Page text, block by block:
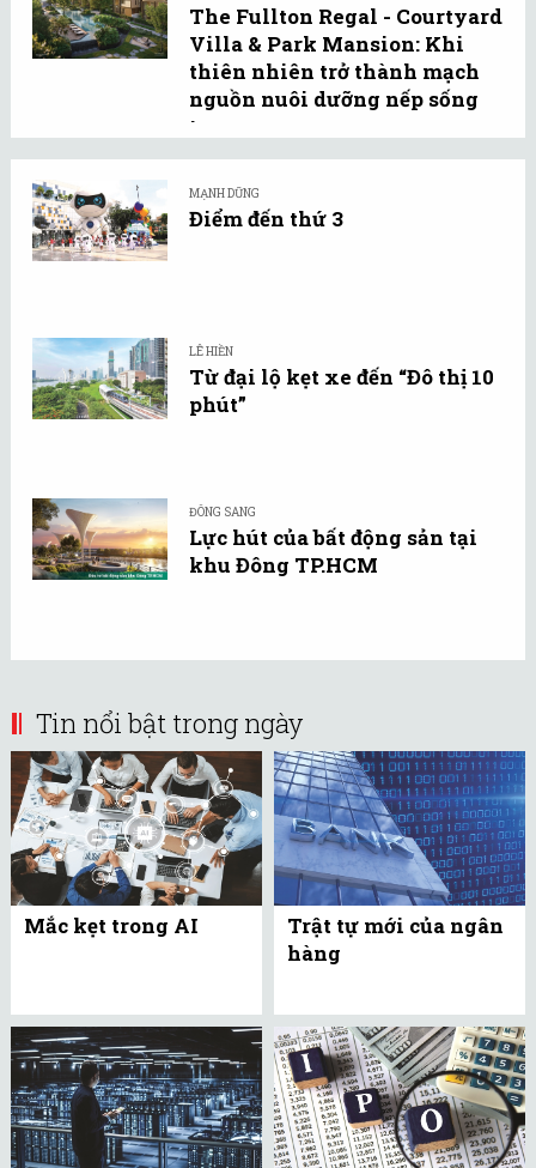
The Fullton Regal - Courtyard
Villa & Park Mansion: Khi
thiên nhiên trở thành mạch
nguồn nuôi dưỡng nếp sống
tự ...
MẠNH DŨNG
Điểm đến thứ 3
LÊ HIỀN
Từ đại lộ kẹt xe đến “Đô thị 10
phút”
ĐÔNG SANG
Lực hút của bất động sản tại
khu Đông TP.HCM
Tin nổi bật trong ngày
Mắc kẹt trong AI
Trật tự mới của ngân
hàng